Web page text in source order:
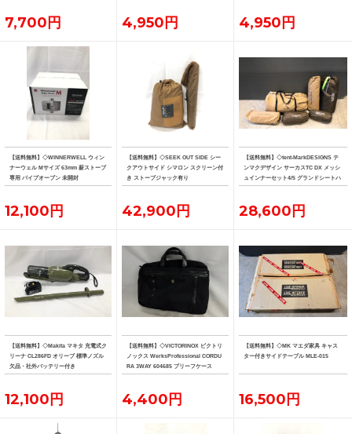
7,700円 4,950円 4,950円
【送料無料】◇WINNERWELL ウィン
ナーウェル Mサイズ 63mm 薪ストーブ
専用 パイプオーブン 未開封
12,100円
【送料無料】◇SEEK OUT SIDE シー
クアウトサイド シマロン スクリーン付
き ストーブジャック有り
42,900円
【送料無料】◇tent-MarkDESIGNS テ
ンマクデザイン サーカスTC DX メッシ
ュインナーセット4/5 グランドシートハ
ーフ フロントフラップ
28,600円
【送料無料】◇Makita マキタ 充電式ク
リーナ CL286FD オリーブ 標準ノズル
欠品・社外バッテリー付き
12,100円
【送料無料】◇VICTORINOX ビクトリ
ノックス WerksProfessional CORDU
RA 3WAY 604685 ブリーフケース
4,400円
【送料無料】◇MK マエダ家具 キャス
ター付きサイドテーブル MLE-015
16,500円